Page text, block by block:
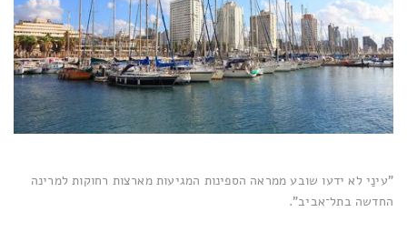
"עינַי לא ידעו שובע ממראה הספינות המגיעות מארצות רחוקות למרינה
החדשה בתל־אביב".